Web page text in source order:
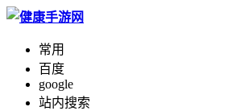
常用
百度
google
站内搜索